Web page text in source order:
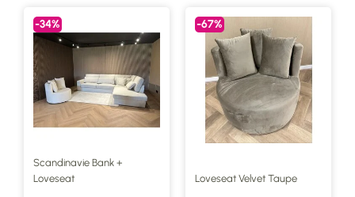
-34%
Scandinavie Bank +
Loveseat
-67%
Loveseat Velvet Taupe